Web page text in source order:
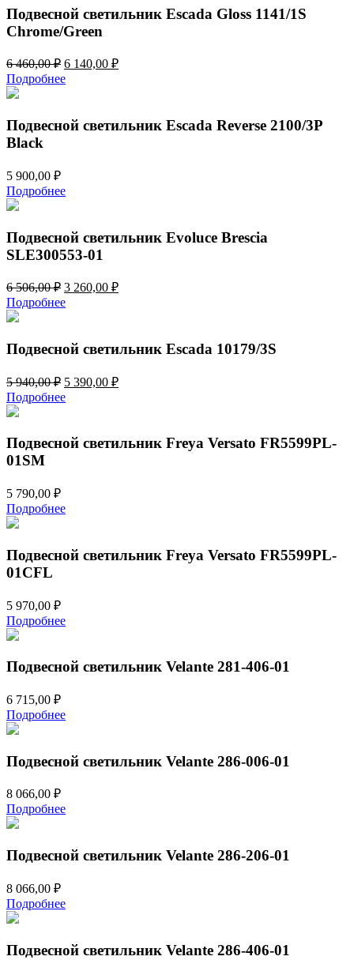
460,00 ₽.
Подвесной светильник Escada Gloss 1141/1S
Chrome/Green
6 460,00₽ Первоначальная
цена
составляла
460,00 ₽.
6 140,00 ₽Текущая
Подробнее
Подвесной светильник Escada Reverse 2100/3P
Black
5 900,00 ₽
Подробнее
Подвесной светильник Evoluce Brescia
SLE300553-01
6 506,00₽ Первоначальная
цена
составляла
506,00 ₽.
3 260,00 ₽Текущая
Подробнее
Подвесной светильник Escada 10179/3S
5 940,00₽ Первоначальная
цена
составляла
940,00 ₽.
5 390,00 ₽Текущая
Подробнее
Подвесной светильник Freya Versato FR5599PL-
01SM
5 790,00 ₽
Подробнее
Подвесной светильник Freya Versato FR5599PL-
01CFL
5 970,00 ₽
Подробнее
Подвесной светильник Velante 281-406-01
6 715,00 ₽
Подробнее
Подвесной светильник Velante 286-006-01
8 066,00 ₽
Подробнее
Подвесной светильник Velante 286-206-01
8 066,00 ₽
Подробнее
Подвесной светильник Velante 286-406-01